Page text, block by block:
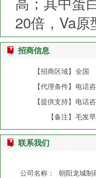
20倍，Va
招商信息
【招商区域】 全国
【代理条件】 电话
【提供支持】 电话
【备注】 毛发
联系我们
公司名称：
朝阳龙城制